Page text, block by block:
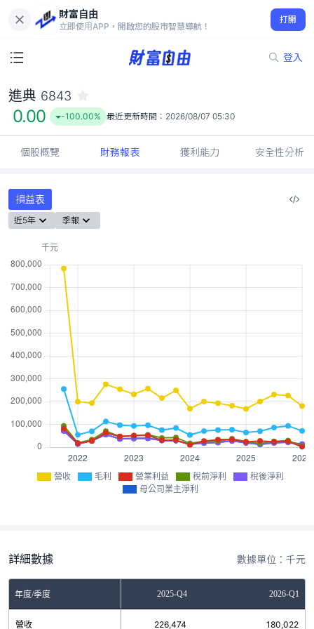
財富自由
立即使用APP，開啟您的股市智慧導航！
打開
登入
0.00
-100.00%
進典 6843
0.00 -100.00% 最近更新時間： 2026/08/07 05:30
個股概覽 財務報表 獲利能力 安全性分析
損益表
近5年 季報
營收 毛利 營業利益 稅前淨利
稅後淨利
母公司業主淨利
詳細數據 數據單位：千元
年度/季度2025-Q3 2025-Q4 2026-Q1
營收 226,474 180,022